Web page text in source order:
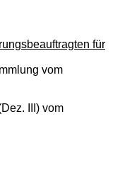
für
vom
III) vom